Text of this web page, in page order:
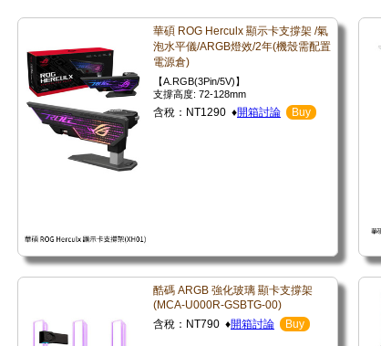
華碩 ROG Herculx 顯示卡支撐架 /氣
泡水平儀/ARGB燈效/2年(機殼需配置
電源倉)
【A.RGB(3Pin/5V)】
支撐高度: 72-128mm
含稅：NT1290 ♦開箱討論 Buy
酷碼 ARGB 強化玻璃 顯卡支撐架
(MCA-U000R-GSBTG-00)
含稅：NT790 ♦開箱討論 Buy